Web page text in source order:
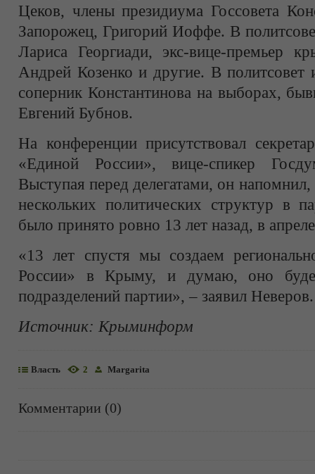
Цеков, члены президиума Госсовета
Запорожец, Григорий Иоффе. В
Лариса Георгиади, экс-вице-премьер
Андрей Козенко и другие. В политсовет
соперник Константинова на выборах,
Евгений Бубнов.
На конференции присутствовал
«Единой России», вице-спикер
Выступая перед делегатами, он
нескольких политических структур в
было принято ровно 13 лет назад, в
«13 лет спустя мы создаем
России» в Крыму, и думаю, оно
подразделений партии», – заявил Неверов.
Источник: Крыминформ
Власть 2 Margarita
Комментарии (0)